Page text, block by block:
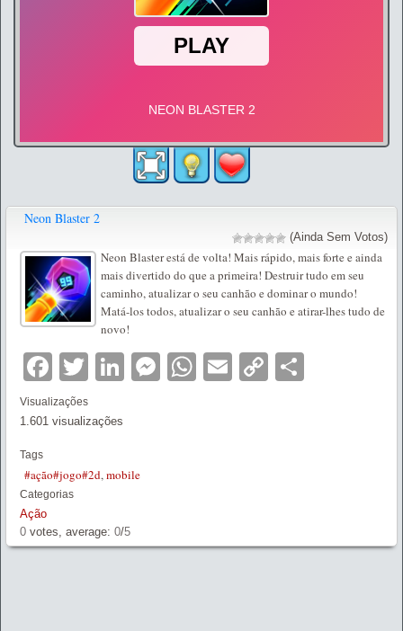
Neon Blaster 2
(Ainda Sem Votos)
Neon Blaster está de volta! Mais rápido, mais forte e ainda
mais divertido do que a primeira! Destruir tudo em seu
caminho, atualizar o seu canhão e dominar o mundo!
Matá-los todos, atualizar o seu canhão e atirar-lhes tudo de
novo!
Facebook
TwitterLinkedIn
Messenger
WhatsApp
EmailCopy
Visualizações
1.601 visualizações
Tags
#ação#jogo#2d,mobile
Categorias
Ação
0 votes, average: 0/5